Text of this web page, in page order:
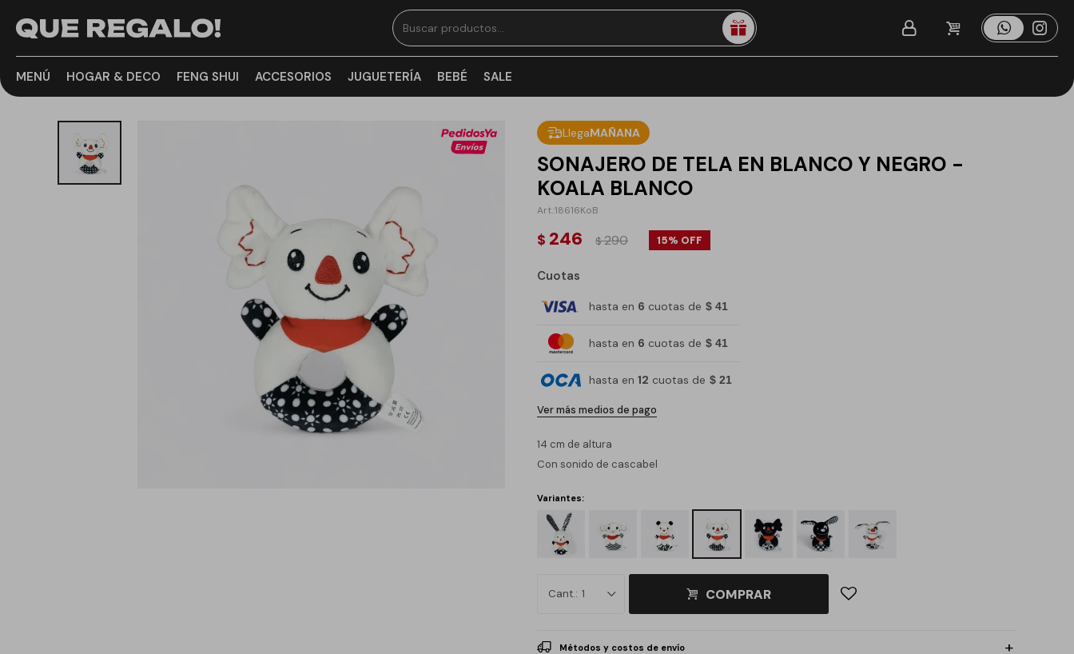
MENÚ HOGAR & DECO FENG SHUI ACCESORIOS JUGUETERÍA BEBÉ SALE
LlegaMAÑANA
SONAJERO DE TELA EN BLANCO Y NEGRO -
KOALA BLANCO
18616KoB
$ 246 $290 15
Cuotas
hasta en 6 cuotas de $ 41
hasta en 6 cuotas de $ 41
hasta en 12 cuotas de $ 21
Ver más medios de pago
14 cm de altura
Con sonido de cascabel
Variantes:
1 COMPRAR
Métodos y costos de envío